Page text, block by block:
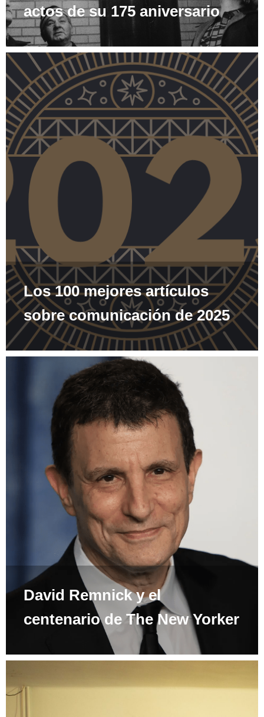
actos de su 175 aniversario
Los 100 mejores artículos
sobre comunicación de 2025
David Remnick y el
centenario de The New Yorker